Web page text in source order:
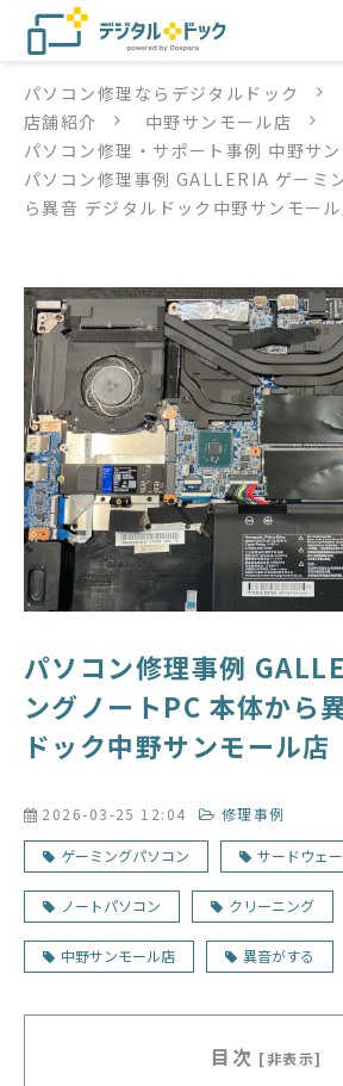
パソコン修理
サービス
店舗紹介
デジタルドックブログ
パソコン修理ならデジタルドック
店舗紹介
中野サンモール店
パソコン修理・サポート事例 中野サ
パソコン修理事例 GALLERIA ゲーミ
ら異音 デジタルドック中野サンモー
パソコン修理事例
ングノートPC 本体から
ドック中野サンモール店
2026-03-25 12:04 修理事例
ゲーミングパソコン サードウェ
ノートパソコン クリーニング
中野サンモール店 異音がする
目次 [非表示]